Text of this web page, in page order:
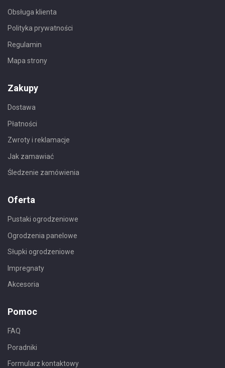
Obsługa klienta
Polityka prywatności
Regulamin
Mapa strony
Zakupy
Dostawa
Płatności
Zwroty i reklamacje
Jak zamawiać
Śledzenie zamówienia
Oferta
Pustaki ogrodzeniowe
Ogrodzenia panelowe
Słupki ogrodzeniowe
Impregnaty
Akcesoria
Pomoc
FAQ
Poradniki
Formularz kontaktowy